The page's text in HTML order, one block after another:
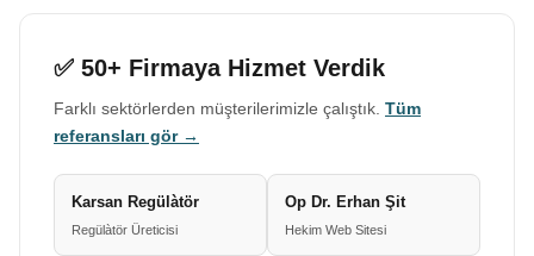
✅ 50+ Firmaya Hizmet Verdik
Farklı sektörlerden müşterilerimizle çalıştık. Tüm
referansları gör →
Karsan Regülàtör
Regülàtör Üreticisi
Op Dr. Erhan Şit
Hekim Web Sitesi